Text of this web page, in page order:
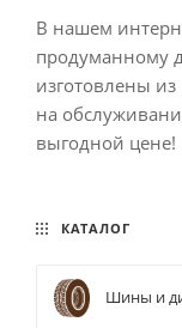
В нашем
продуманному
изготовлены
на
выгодной цене!
КАТАЛОГ
Шины и